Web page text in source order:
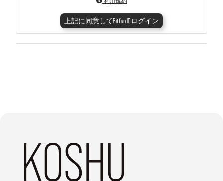
上記に同意してBitfan IDログイン